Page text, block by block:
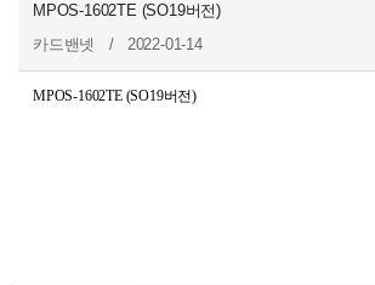
간편결제
고객지원센터
신규문의
MPOS-1602TE (SO19버전)
카드밴넷 / 2022-01-14
MPOS-1602TE (SO19버전)